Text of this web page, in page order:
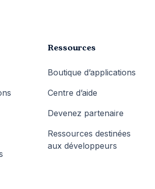
Ressources
Boutique d’applications
Centre d’aide
Devenez partenaire
Ressources destinées
aux développeurs